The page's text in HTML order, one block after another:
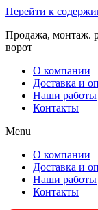
Перейти к
Продажа, монтаж.
ворот
О компании
Доставка и
Наши работы
Контакты
Menu
О компании
Доставка и
Наши работы
Контакты